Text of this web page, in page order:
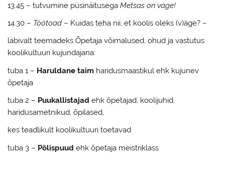
13.45 – tutvumine püsinäitusegaMetsas on väge!
14.30 – Töötoad – Kuidas teha nii, et koolis oleks (v)äge? –
läbivalt teemadeks Õpetaja võimalused, ohud ja vastutus
koolikultuuri kujundajana:
tuba 1 – Haruldane taim haridusmaastikul ehk kujunev
õpetaja
tuba 2 – Puukallistajad ehk õpetajad, koolijuhid,
haridusametnikud, õpilased,
kes teadlikult koolikultuuri toetavad
tuba 3 – Põlispuud ehk õpetaja meistriklass